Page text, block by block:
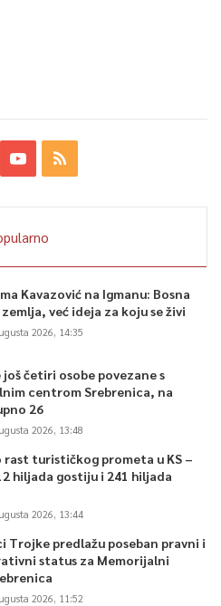
Kavazović na Igmanu: Bosna
već ideja za koju se živi
2026, 14:35
još četiri osobe povezane s
centrom Srebrenica, na
26
2026, 13:48
rast turističkog prometa u KS –
hiljada gostiju i 241 hiljada
2026, 13:44
Trojke predlažu poseban pravni i
status za Memorijalni
2026, 11:52